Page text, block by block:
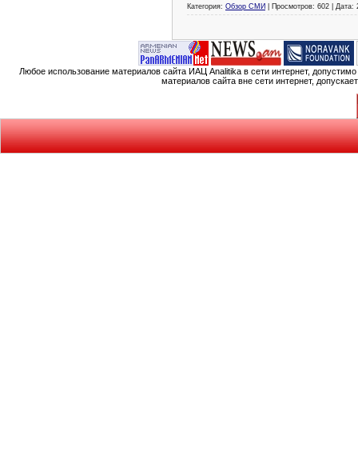
Категория: Обзор СМИ | Просмотров: 602 | Дата:
Любое использование материалов сайта ИАЦ Analitika в сети интернет,
материалов сайта вне сети интернет,